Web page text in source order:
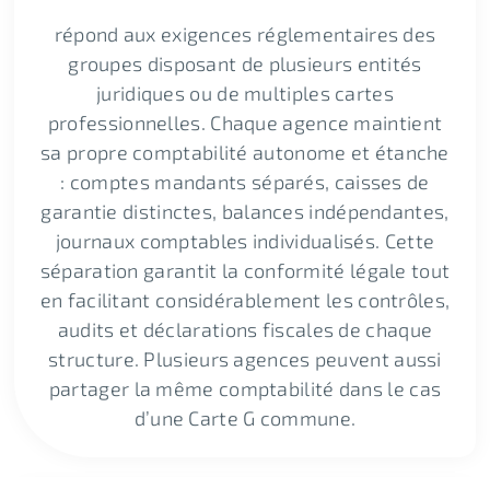
répond aux exigences réglementaires des
groupes disposant de plusieurs entités
juridiques ou de multiples cartes
professionnelles. Chaque agence maintient
sa propre comptabilité autonome et étanche
: comptes mandants séparés, caisses de
garantie distinctes, balances indépendantes,
journaux comptables individualisés. Cette
séparation garantit la conformité légale tout
en facilitant considérablement les contrôles,
audits et déclarations fiscales de chaque
structure. Plusieurs agences peuvent aussi
partager la même comptabilité dans le cas
d’une Carte G commune.